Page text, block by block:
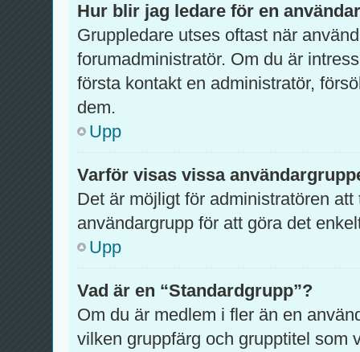
Hur blir jag ledare för en
Gruppledare utses oftast när
forumadministratör. Om du är
första kontakt en administratör,
dem.
Upp
Varför visas vissa
Det är möjligt för administratören
användargrupp för att göra det
Upp
Vad är en “Standardgrupp”?
Om du är medlem i fler än en
vilken gruppfärg och grupptitel som